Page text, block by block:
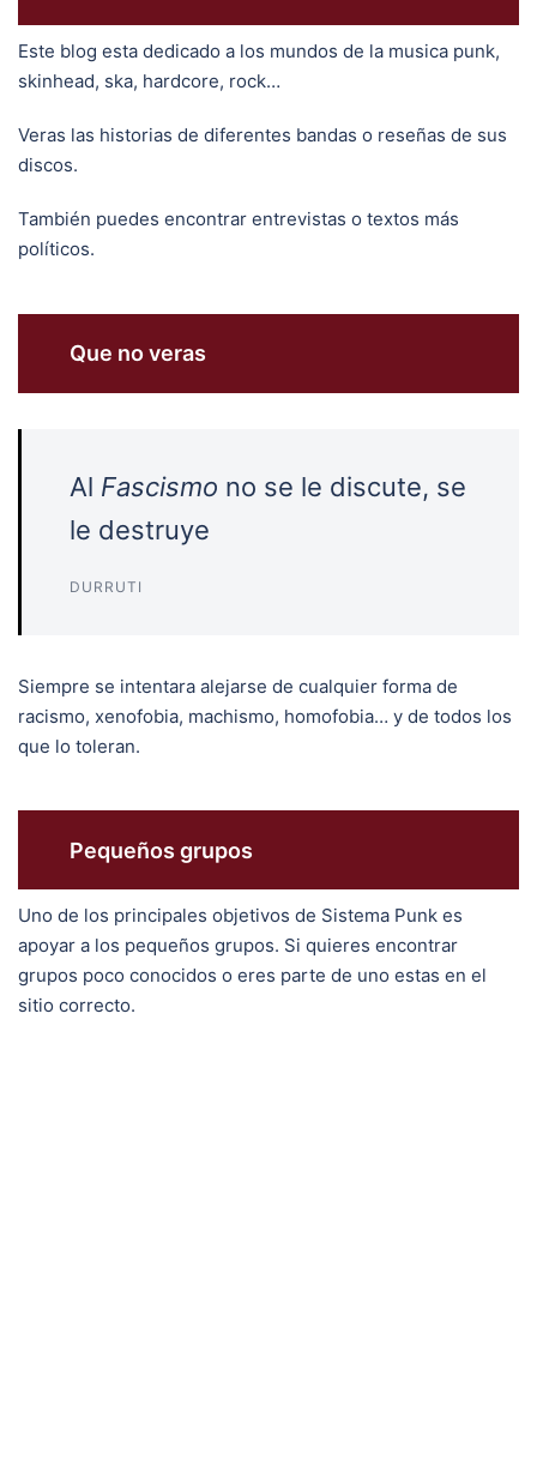
Este blog esta dedicado a los mundos de la musica punk,
skinhead, ska, hardcore, rock…
Veras las historias de diferentes bandas o reseñas de sus
discos.
También puedes encontrar entrevistas o textos más
políticos.
Que no veras
Al Fascismo no se le discute, se
le destruye
DURRUTI
Siempre se intentara alejarse de cualquier forma de
racismo, xenofobia, machismo, homofobia… y de todos los
que lo toleran.
Pequeños grupos
Uno de los principales objetivos de Sistema Punk es
apoyar a los pequeños grupos. Si quieres encontrar
grupos poco conocidos o eres parte de uno estas en el
sitio correcto.